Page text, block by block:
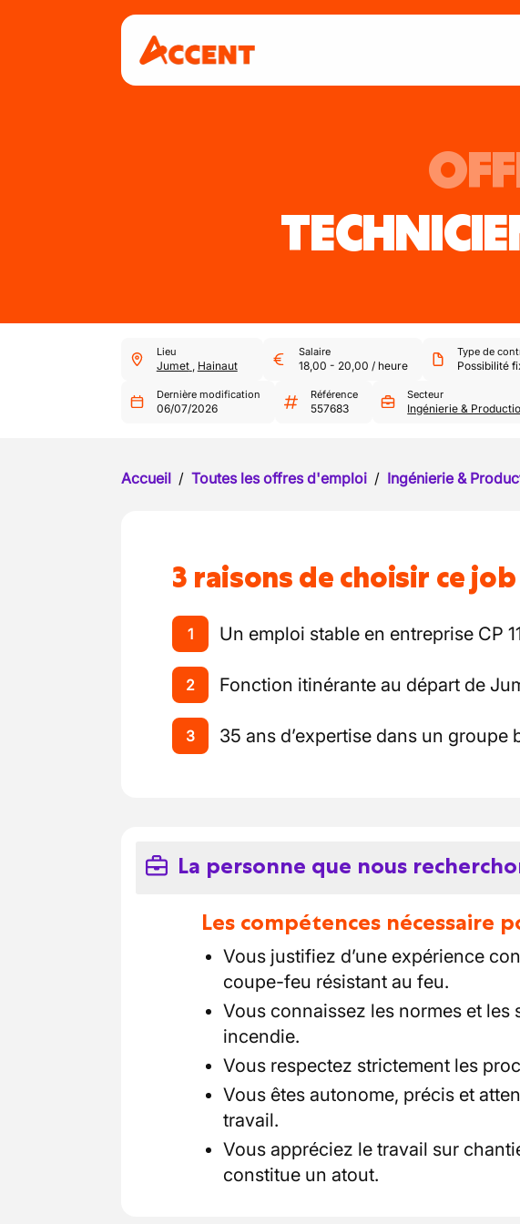
Lieu
Jumet , Hainaut
Salaire
18,00 - 20,00 / heure
Type de
Possibilité
Dernière modification
06/07/2026
Référence
557683
Secteur
Ingénierie &
Accueil / Toutes les offres d'emploi / Ingénierie &
3 raisons de choisir ce job
1 Un emploi stable en entreprise CP
2 Fonction itinérante au départ de
3 35 ans d’expertise dans un groupe
La personne que nous
Les compétences nécessaire
Vous justifiez d’une expérience
coupe-feu résistant au feu.
Vous connaissez les normes et les
incendie.
Vous respectez strictement les
Vous êtes autonome, précis et
travail.
Vous appréciez le travail sur
constitue un atout.